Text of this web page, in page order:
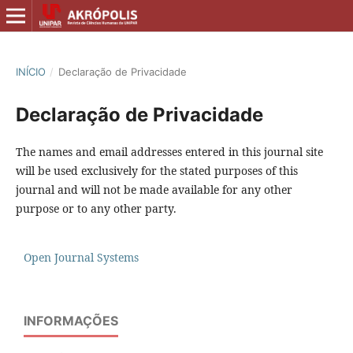
INÍCIO / Declaração de Privacidade
Declaração de Privacidade
The names and email addresses entered in this journal site
will be used exclusively for the stated purposes of this
journal and will not be made available for any other
purpose or to any other party.
Open Journal Systems
INFORMAÇÕES